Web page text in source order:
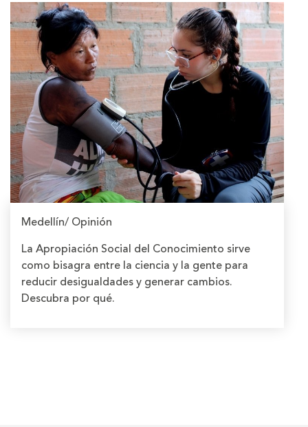
Medellín/ Opinión
La Apropiación Social del Conocimiento sirve
como bisagra entre la ciencia y la gente para
reducir desigualdades y generar cambios.
Descubra por qué.